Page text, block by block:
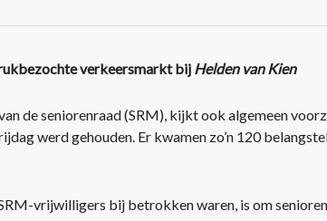
verkeersmarkt bij Helden van Kien
de seniorenraad (SRM), kijkt ook algemeen
werd gehouden. Er kwamen zo’n 120
vrijwilligers bij betrokken waren, is om